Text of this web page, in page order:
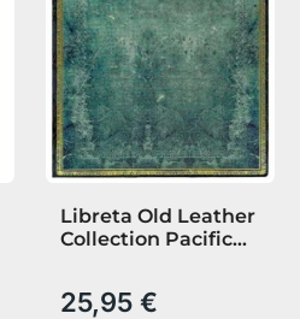
Libreta Old Leather
Collection Pacific
25,95 €